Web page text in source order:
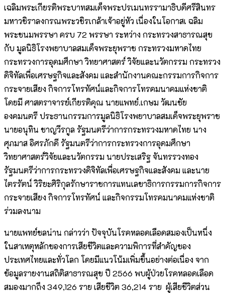
เฉลิมพระเกียรติพระบาทสมเด็จพระปรเมนทรรามาธิบดีศรีสินทร
มหาวชิราลงกรณพระวชิรเกล้าเจ้าอยู่หัว เนื่องในโอกาสเ ฉลิม
พระชนมพรรษา ครบ 72 พรรษา ระหว่าง กระทรวงสาธารณสุข
กับ มูลนิธิโรงพยาบาลสมเด็จพระยุพราช กระทรวงมหาดไทย
กระทรวงการอุดมศึกษา วิทยาศาสตร์ วิจัยและนวัตกรรม กระทรวง
ดิจิทัลเพื่อเศรษฐกิจและสังคม และสำนักงานคณะกรรมการกิจการ
กระจายเสียง กิจการโทรทัศน์และกิจการโทรคมนาคมแห่งชาติ
โดยมี ศาสตราจารย์เกียรติคุณ นายแพทย์.เกษม วัฒนชัย
องคมนตรี ประธานกรรมการมูลนิธิโรงพยาบาลสมเด็จพระยุพราช
นายอนุทิน ชาญวีรกูล รัฐมนตรีว่าการกระทรวงมหาดไทย นาง
ศุภมาส อิศรภักดี รัฐมนตรีว่าการกระทรวงการอุดมศึกษา
วิทยาศาสตร์วิจัยและนวัตกรรม นายประเสริฐ จันทรรวงทอง
รัฐมนตรีว่าการกระทรวงดิจิทัลเพื่อเศรษฐกิจและสังคม และนาย
ไตรรัตน์ วิริยะศิริกุลรักษาราชการแทนเลขาธิการกรรมการกิจการ
กระจายเสียง กิจการโทรทัศน์ และกิจกรรมโทรคมนาคมแห่งชาติ
ร่วมลงนาม
นายแพทย์ชลน่าน กล่าวว่า ปัจจุบันโรคหลอดเลือดสมองเป็นหนึ่ง
ในสาเหตุหลักของการเสียชีวิตและความพิการที่สำคัญของ
ประเทศไทยและทั่วโลก โดยมีแนวโน้มเพิ่มขึ้นอย่างต่อเนื่อง จาก
ข้อมูลรายงานสถิติสาธารณสุข ปี 2566 พบผู้ป่วยโรคหลอดเลือด
สมองมากถึง 349,126 ราย เสียชีวิต 36,214 ราย ผู้เสียชีวิตส่วน